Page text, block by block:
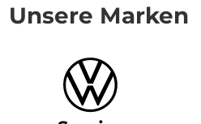
Unsere Marken